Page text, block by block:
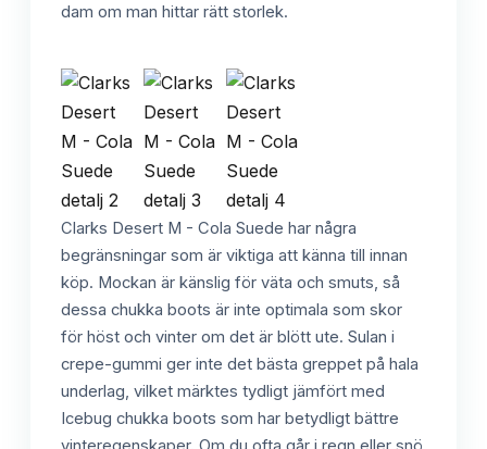
dam om man hittar rätt storlek.
Clarks Desert M - Cola Suede har några
begränsningar som är viktiga att känna till innan
köp. Mockan är känslig för väta och smuts, så
dessa chukka boots är inte optimala som skor
för höst och vinter om det är blött ute. Sulan i
crepe-gummi ger inte det bästa greppet på hala
underlag, vilket märktes tydligt jämfört med
Icebug chukka boots som har betydligt bättre